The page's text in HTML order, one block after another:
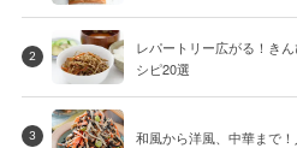
2
レパートリー広がる！き
シピ20選
3 和風から洋風、中華まで